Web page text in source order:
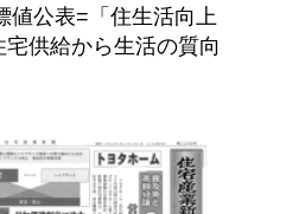
値公表=「住生活向上
供給から生活の質向